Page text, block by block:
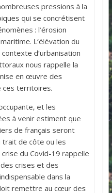
pressions à la
qui se concrétisent
: l’érosion
L’élévation du
d’urbanisation
nous rappelle la
en œuvre des
ces territoires.
et les
à venir estiment que
de français seront
trait de côte ou les
du Covid-19 rappelle
crises et des
dans la
remettre au cœur des